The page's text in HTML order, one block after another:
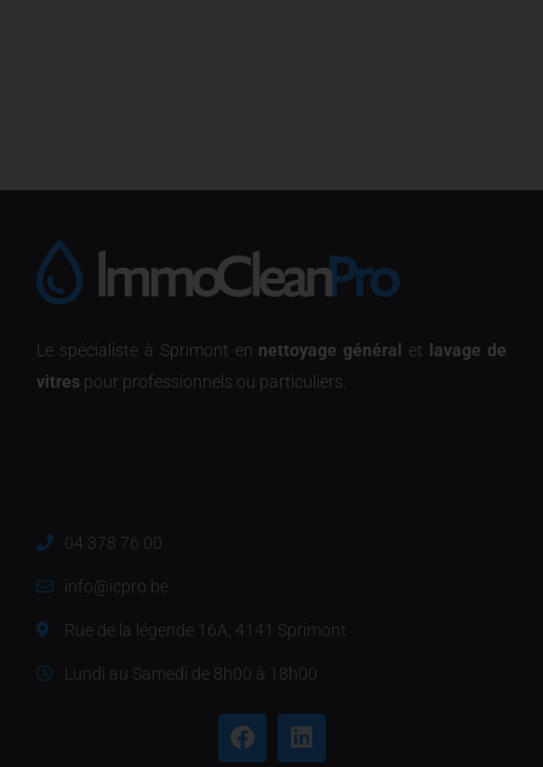
Le spécialiste à Sprimont en nettoyage général et lavage de
vitres pour professionnels ou particuliers.
04 378 76 00
info@icpro.be
Rue de la légende 16A, 4141 Sprimont
Lundi au Samedi de 8h00 à 18h00